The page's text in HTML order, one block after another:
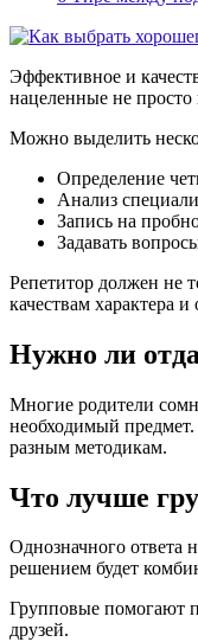
Эффективное и
нацеленные не просто
Можно выделить
Определение
Анализ
Запись на
Задавать
Репетитор должен не
качествам характера
Нужно ли
Многие родители
необходимый
разным методикам.
Что лучше
Однозначного ответа
решением будет
Групповые помогают
друзей.